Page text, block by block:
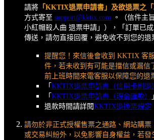
請將 「KKTIX退票申請書」及欲退票之
方式寄至 support@kktix.com 。（信件主
小紅帽殺人曲 退票申請」），「訂單已
傳送，請勿直接回覆，避免收不到您的退
提醒您！來信後會收到 KKTIX 客
件，若未收到有可能是擋信或漏信
前上班時間來電客服以保障您的退
「 KKTIX退票申請書（信用卡刷退
「 KKTIX退票申請書（現金匯款）
退款時間請詳閱KKTIX退換票規定
請勿於非正式授權售票之通路、網站購
或交易糾紛外，以免影響自身權益，若